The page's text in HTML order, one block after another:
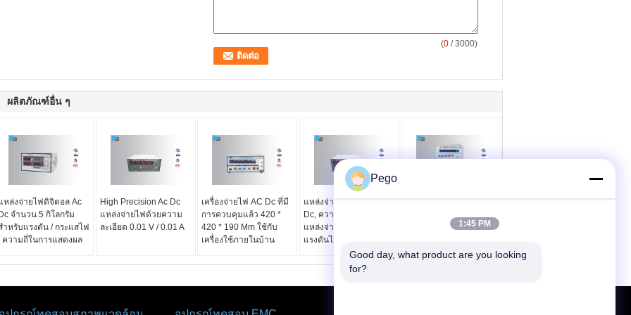
(0 / 3000)
ผลิตภัณฑ์อื่น ๆ
หล่งจ่ายไฟดิจิตอล Ac
Dc จำนวน 5 กิโลกรัม
ำหรับแรงดัน / กระแสไฟ
ความถี่ในการแสดงผล
High Precision Ac Dc
แหล่งจ่ายไฟด้วยความ
ละเอียด 0.01 V / 0.01 A
เครื่องจ่ายไฟ AC Dc ที่มี
การควบคุมแล้ว 420 *
420 * 190 Mm ใช้กับ
เครื่องใช้ภายในบ้าน
แหล่งจ่ายไฟ 30 V AC
Dc, ความแม่นยำสูง
แหล่งจ่ายไฟแบบ Linear
แรงดันไฟฟ้า 50/60 Hz
เอาต์พุตคู่จ่ายไฟ AC Dc
ป้องกันความร้อนและ
Pego
1:45 PM
Good day, what product are you looking
for?